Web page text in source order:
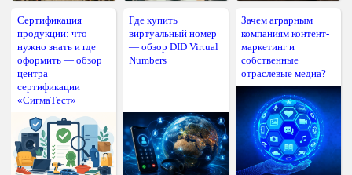
Сертификация
продукции: что
нужно знать и где
оформить — обзор
центра
сертификации
«СигмаТест»
Где купить
виртуальный номер
— обзор DID Virtual
Numbers
Зачем аграрным
компаниям контент-
маркетинг и
собственные
отраслевые медиа?